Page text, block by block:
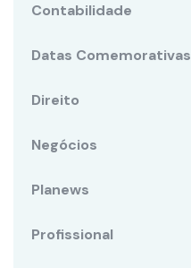
Contabilidade
Datas Comemorativas
Direito
Negócios
Planews
Profissional